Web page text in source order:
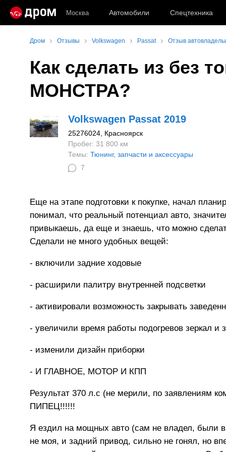
Москва Автомобили Спецтехника
Дром Отзывы Volkswagen Passat Отзыв
Как сделать из без
МОНСТРА?
Volkswagen Passat 2019
25276024 , Красноярск
Пробег: 31 800 км
Темы: Тюнинг, запчасти и аксессуары
7
Еще на этапе подготовки к покупке, начал
понимал, что реальный потенциал авто,
привыкаешь, да еще и знаешь, что можно
Сделали не много удобных вещей:
- включили задние ходовые
- расширили палитру внутренней подсветки
- активировали возможность закрывать
- увеличили время работы подогревов зеркал и
- изменили дизайн приборки
- И ГЛАВНОЕ, МОТОР И КПП
Результат 370 л.с (не мерили, по заявлениям
ПИПЕЦ!!!!!!
Я ездил на мощных авто (сам не владел, были
не моя, и задний привод, сильно не гонял, но